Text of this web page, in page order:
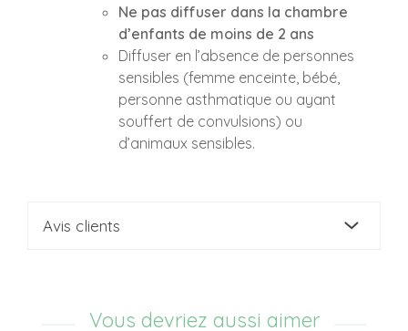
Ne pas diffuser dans la chambre
d’enfants de moins de 2 ans
Diffuser en l’absence de personnes
sensibles (femme enceinte, bébé,
personne asthmatique ou ayant
souffert de convulsions) ou
d’animaux sensibles.
Avis clients
Vous devriez aussi aimer